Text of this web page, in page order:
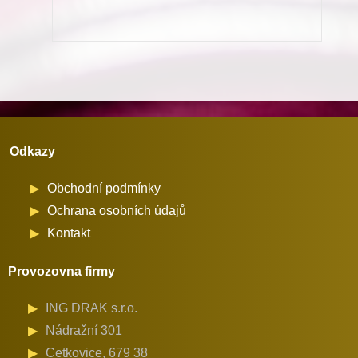
cívky
množství
Odkazy
Obchodní podmínky
Ochrana osobních údajů
Kontakt
Provozovna firmy
ING DRAK s.r.o.
Nádražní 301
Cetkovice, 679 38